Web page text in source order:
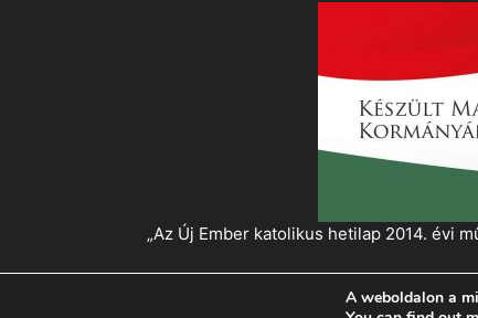
„Az Új Ember katolikus hetilap 2014. évi
© 2026 Magyar Kurír - Új Ember• Készült
A weboldalon a